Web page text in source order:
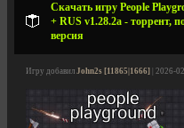
Скачать игру People
+ RUS v1.28.2a - торрент,
версия
Игру добавил John2s [11865|1666] | 2026-